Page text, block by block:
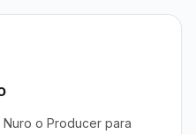
o Producer para